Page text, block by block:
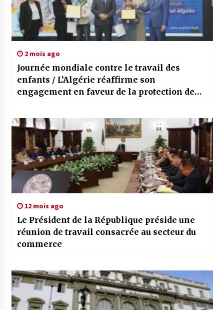
2 mois ago
Journée mondiale contre le travail des
enfants / L’Algérie réaffirme son
engagement en faveur de la protection de
12 mois ago
Le Président de la République préside une
réunion de travail consacrée au secteur du
commerce